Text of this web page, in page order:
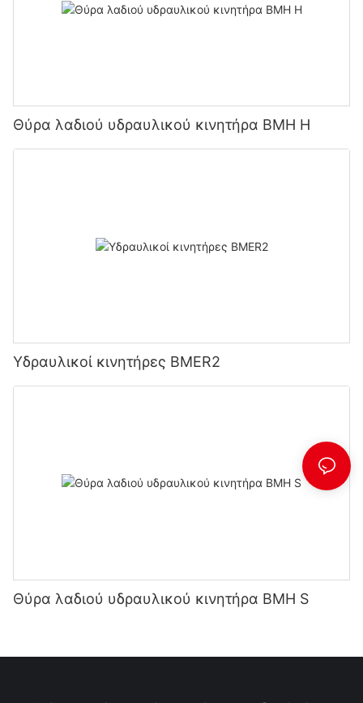
Θύρα λαδιού υδραυλικού κινητήρα BMH H
Υδραυλικοί κινητήρες BMER2
Θύρα λαδιού υδραυλικού κινητήρα BMH S